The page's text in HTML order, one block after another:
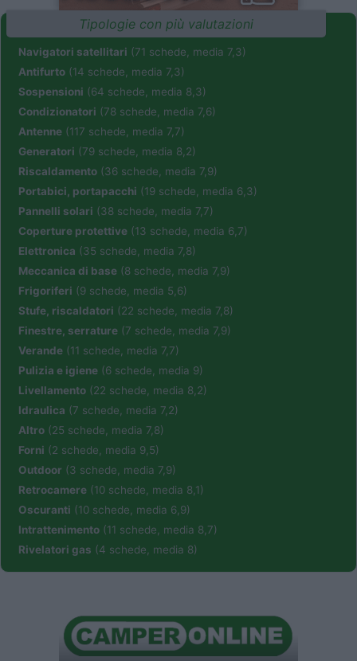
Tipologie con più valutazioni
Navigatori satellitari (71 schede, media 7,3)
Antifurto (14 schede, media 7,3)
Sospensioni (64 schede, media 8,3)
Condizionatori (78 schede, media 7,6)
Antenne (117 schede, media 7,7)
Generatori (79 schede, media 8,2)
Riscaldamento (36 schede, media 7,9)
Portabici, portapacchi (19 schede, media 6,3)
Pannelli solari (38 schede, media 7,7)
Coperture protettive (13 schede, media 6,7)
Elettronica (35 schede, media 7,8)
Meccanica di base (8 schede, media 7,9)
Frigoriferi (9 schede, media 5,6)
Stufe, riscaldatori (22 schede, media 7,8)
Finestre, serrature (7 schede, media 7,9)
Verande (11 schede, media 7,7)
Pulizia e igiene (6 schede, media 9)
Livellamento (22 schede, media 8,2)
Idraulica (7 schede, media 7,2)
Altro (25 schede, media 7,8)
Forni (2 schede, media 9,5)
Outdoor (3 schede, media 7,9)
Retrocamere (10 schede, media 8,1)
Oscuranti (10 schede, media 6,9)
Intrattenimento (11 schede, media 8,7)
Rivelatori gas (4 schede, media 8)